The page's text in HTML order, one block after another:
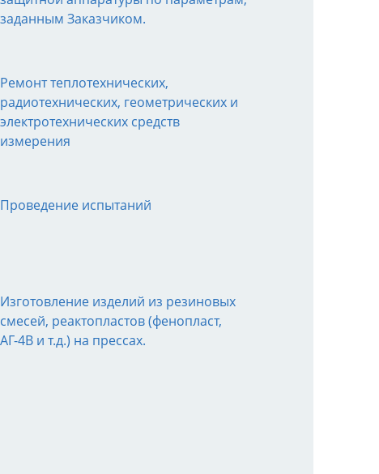
заданным Заказчиком.
Ремонт теплотехнических,
радиотехнических, геометрических и
электротехнических средств
измерения
Проведение испытаний
Изготовление изделий из резиновых
смесей, реактопластов (фенопласт,
АГ-4В и т.д.) на прессах.